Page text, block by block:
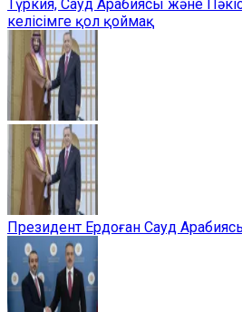
Түркия, Сауд Арабиясы және
келісімге қол қоймақ
Президент Ердоған Сауд